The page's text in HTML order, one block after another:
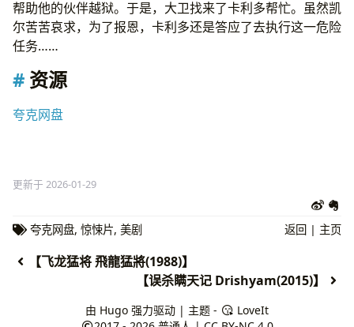
帮助他的伙伴越狱。于是，大卫找来了卡利多帮忙。虽然凯
尔苦苦哀求，为了报恩，卡利多还是答应了去执行这一危险
任务……
资源
夸克网盘
更新于 2026-01-29
夸克网盘, 惊悚片, 美剧 返回 | 主页
【飞龙猛将 飛龍猛將(1988)】
【误杀瞒天记 Drishyam(2015)】
由 Hugo强力驱动 | 主题 -
LoveIt